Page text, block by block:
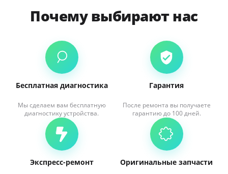
Почему выбирают нас
Бесплатная диагностика
Мы сделаем вам бесплатную
диагностику устройства.
Гарантия
После ремонта вы получаете
гарантию до 100 дней.
Экспресс-ремонт Оригинальные запчасти